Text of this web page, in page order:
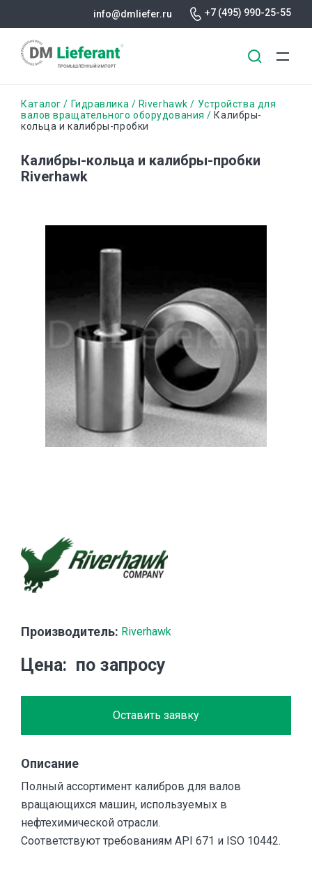
основному
info@dmliefer.ru +7 (495) 990-25-55
Строка
навигации
Каталог Гидравлика Riverhawk
Устройства для
валов вращательного оборудования
Калибры-
кольца и калибры-пробки
Калибры-кольца и калибры-пробки
Riverhawk
Производитель: Riverhawk
Цена по запросу
Оставить заявку
Описание
Полный ассортимент калибров для валов
вращающихся машин, используемых в
нефтехимической отрасли.
Соответствуют требованиям API 671 и ISO 10442.